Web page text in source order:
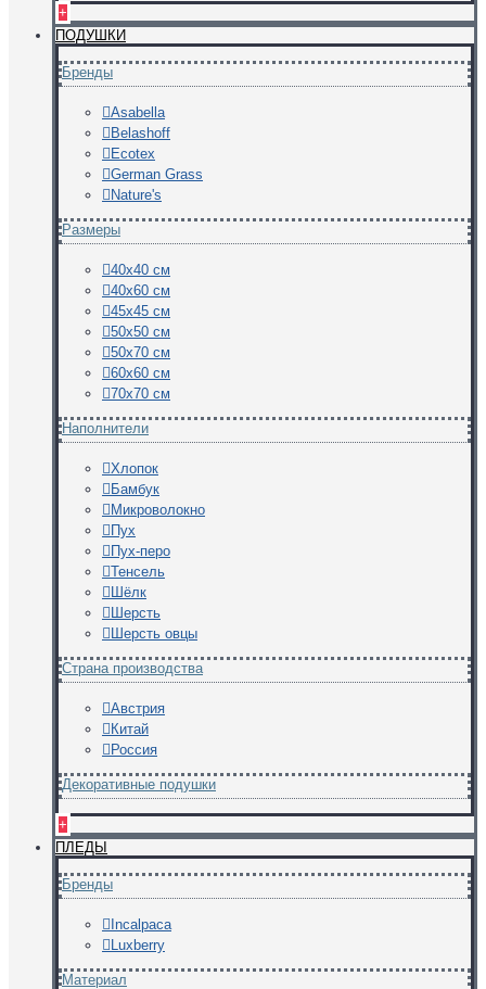
+
ПОДУШКИ
Бренды
Asabella
Belashoff
Ecotex
German Grass
Nature's
Размеры
40х40 см
40х60 см
45х45 см
50х50 см
50х70 см
60х60 см
70х70 см
Наполнители
Хлопок
Бамбук
Микроволокно
Пух
Пух-перо
Тенсель
Шёлк
Шерсть
Шерсть овцы
Страна производства
Австрия
Китай
Россия
Декоративные подушки
+
ПЛЕДЫ
Бренды
Incalpaca
Luxberry
Материал